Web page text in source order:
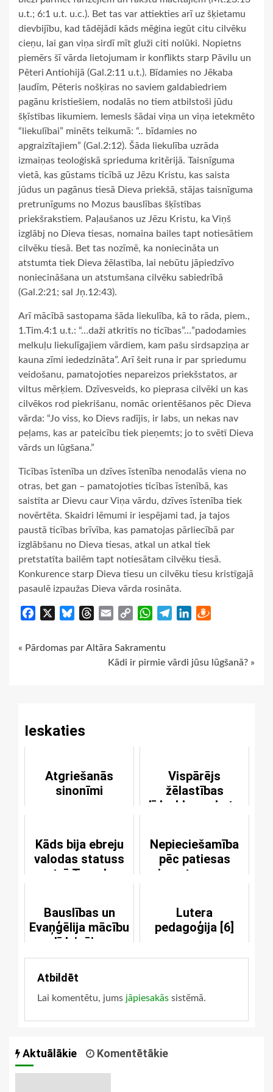
u.t.; 6:1 u.t. u.c.). Bet tas var attiekties arī uz šķietamu
dievbijību, kad tādējādi kāds mēģina iegūt citu cilvēku
cieņu, lai gan viņa sirdī mīt gluži citi nolūki. Nopietns
piemērs šī vārda lietojumam ir konflikts starp Pāvilu un
Pēteri Antiohijā (Gal.2:11 u.t.). Bīdamies no Jēkaba
ļaudīm, Pēteris nošķiras no saviem galdabiedriem
pagānu kristiešiem, nodalās no tiem atbilstoši jūdu
šķīstības likumiem. Iemesls šādai viņa un viņa ietekmēto
“liekulībai” minēts teikumā: “.. bīdamies no
apgraizītajiem” (Gal.2:12). Šāda liekulība uzrāda
izmaiņas teoloģiskā sprieduma kritērijā. Taisnīguma
vietā, kas gūstams ticībā uz Jēzu Kristu, kas saista
jūdus un pagānus tiesā Dieva priekšā, stājas taisnīguma
pretrunīgums no Mozus bauslības šķīstības
priekšrakstiem. Paļaušanos uz Jēzu Kristu, ka Viņš
izglābj no Dieva tiesas, nomaina bailes tapt notiesātiem
cilvēku tiesā. Bet tas nozīmē, ka noniecināta un
atstumta tiek Dieva žēlastība, lai nebūtu jāpiedzīvo
noniecināšana un atstumšana cilvēku sabiedrībā
(Gal.2:21; sal Jņ.12:43).
Arī mācībā sastopama šāda liekulība, kā to rāda, piem.,
1.Tim.4:1 u.t.: “…daži atkritīs no ticības”…”padodamies
melkuļu liekulīgajiem vārdiem, kam pašu sirdsapziņa ar
kauna zīmi iededzināta”. Arī šeit runa ir par spriedumu
veidošanu, pamatojoties nepareizos priekšstatos, ar
viltus mērķiem. Dzīvesveids, ko pieprasa cilvēki un kas
cilvēkos rod piekrišanu, nomāc orientēšanos pēc Dieva
vārda: “Jo viss, ko Dievs radījis, ir labs, un nekas nav
peļams, kas ar pateicību tiek pieņemts; jo to svētī Dieva
vārds un lūgšana.”
Ticības īstenība un dzīves īstenība nenodalās viena no
otras, bet gan – pamatojoties ticības īstenībā, kas
saistīta ar Dievu caur Viņa vārdu, dzīves īstenība tiek
novērtēta. Skaidri lēmumi ir iespējami tad, ja tajos
paustā ticības brīvība, kas pamatojas pārliecībā par
izglābšanu no Dieva tiesas, atkal un atkal tiek
pretstatīta bailēm tapt notiesātam cilvēku tiesā.
Konkurence starp Dieva tiesu un cilvēku tiesu kristīgajā
pasaulē izpaužas Dieva vārda rosināta.
Facebook BlueskyThreads
Email
Copy
WhatsApp
TelegramLinkedIn
Continue
« Pārdomas par Altāra Sakramentu
Kādi ir pirmie vārdi jūsu lūgšanā? »
Ieskaties
Atgriešanās
sinonīmi
Vispārējs
žēlastības
līdzekļu apskats
Kāds bija ebreju
valodas statuss
otrā Tempļa
Nepieciešamība
pēc patiesas
izpratnes par
Bauslības un
Evaņģēlija mācību
salīdzinājums
Lutera
pedagoģija [6]
Atbildēt
Lai komentētu, jums jāpiesakās sistēmā.
Aktuālākie Komentētākie